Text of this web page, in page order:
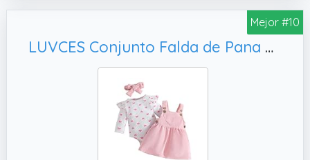
cumpleaños, atuendo para desfile, bautizo,
comunión, dedicación, ropa para fiestas de
primavera o verano, cenas, fiestas de té,
eventos especiales, celebraciones, Pascua,
Navidad, Nochevieja, graduación, sesión de
fotos elegante, reunión familiar, Día del Niño,
disfraces de Halloween, etc.
✔️ Estilo ajustado con cremallera oculta en la
Mejor #10
LUVCES Conjunto Falda de Pana para Bebé Niñas Manga Larga Acanalado con Forma de Corazón Top+ Vestido con Tirantes +Diadema 3 Piezas Ropa Traje para San Valentín Corazón de amor rosa 12-18 Meses